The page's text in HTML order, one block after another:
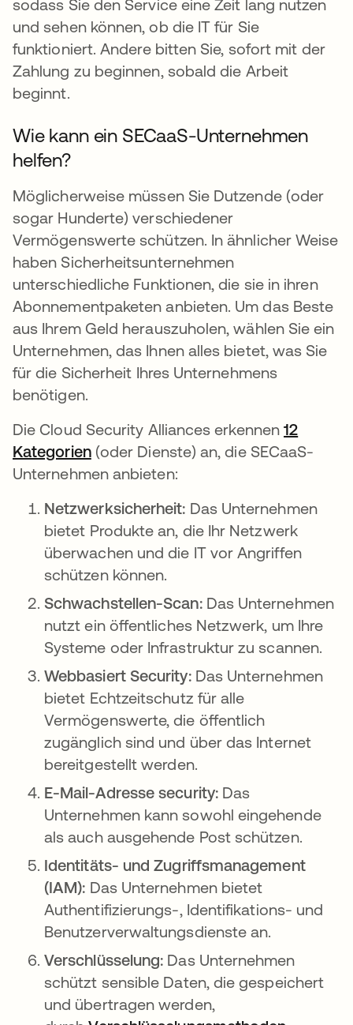
sodass Sie den Service eine Zeit lang nutzen
und sehen können, ob die IT für Sie
funktioniert. Andere bitten Sie, sofort mit der
Zahlung zu beginnen, sobald die Arbeit
beginnt.
Wie kann ein SECaaS-Unternehmen
helfen?
Möglicherweise müssen Sie Dutzende (oder
sogar Hunderte) verschiedener
Vermögenswerte schützen. In ähnlicher Weise
haben Sicherheitsunternehmen
unterschiedliche Funktionen, die sie in ihren
Abonnementpaketen anbieten. Um das Beste
aus Ihrem Geld herauszuholen, wählen Sie ein
Unternehmen, das Ihnen alles bietet, was Sie
für die Sicherheit Ihres Unternehmens
benötigen.
Die Cloud Security Alliances erkennen12
Kategorienwird in einer neuen Registerkarte
(oder Dienste) an, die SECaaS-
Unternehmen anbieten:
Netzwerksicherheit: Das Unternehmen
bietet Produkte an, die Ihr Netzwerk
überwachen und die IT vor Angriffen
schützen können.
Schwachstellen-Scan: Das Unternehmen
nutzt ein öffentliches Netzwerk, um Ihre
Systeme oder Infrastruktur zu scannen.
Webbasiert Security: Das Unternehmen
bietet Echtzeitschutz für alle
Vermögenswerte, die öffentlich
zugänglich sind und über das Internet
bereitgestellt werden.
E-Mail-Adresse security: Das
Unternehmen kann sowohl eingehende
als auch ausgehende Post schützen.
Identitäts- und Zugriffsmanagement
(IAM): Das Unternehmen bietet
Authentifizierungs-, Identifikations- und
Benutzerverwaltungsdienste an.
Verschlüsselung: Das Unternehmen
schützt sensible Daten, die gespeichert
und übertragen werden,